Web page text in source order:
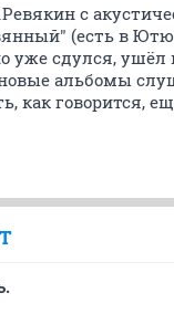
с
(есть в
уже сдулся,
альбомы
как говорится,